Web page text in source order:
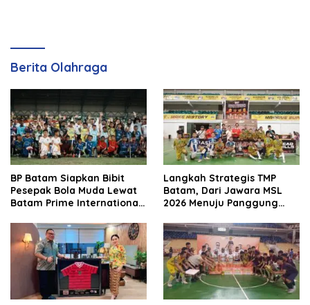
Berita Olahraga
BP Batam Siapkan Bibit
Pesepak Bola Muda Lewat
Batam Prime International
Langkah Strategis TMP
Batam, Dari Jawara MSL
2026 Menuju Panggung